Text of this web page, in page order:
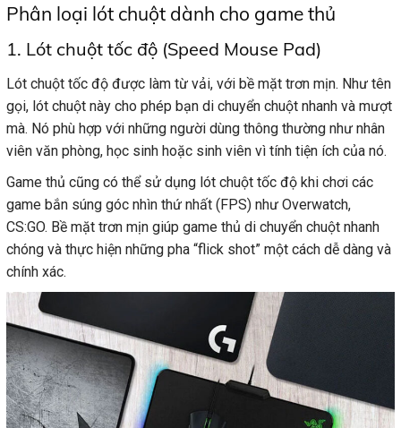
Phân loại lót chuột dành cho game thủ
1. Lót chuột tốc độ (Speed Mouse Pad)
Lót chuột tốc độ được làm từ vải, với bề mặt trơn mịn. Như tên
gọi, lót chuột này cho phép bạn di chuyển chuột nhanh và mượt
mà. Nó phù hợp với những người dùng thông thường như nhân
viên văn phòng, học sinh hoặc sinh viên vì tính tiện ích của nó.
Game thủ cũng có thể sử dụng lót chuột tốc độ khi chơi các
game bắn súng góc nhìn thứ nhất (FPS) như Overwatch,
CS:GO. Bề mặt trơn mịn giúp game thủ di chuyển chuột nhanh
chóng và thực hiện những pha “flick shot” một cách dễ dàng và
chính xác.